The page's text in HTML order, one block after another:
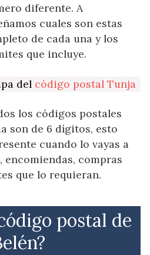
diferente. A
cuales son estas
de cada una y los
que incluye.
del código postal Tunja
los códigos postales
son de 6 dígitos, esto
cuando lo vayas a
compras
que lo requieran.
postal de